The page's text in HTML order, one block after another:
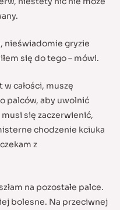
nieświadomie gryzie
się do tego – mówi.
całości, muszę
palców, aby uwolnić
się zaczerwienić,
chodzenie kciuka
z
na pozostałe palce.
bolesne. Na przeciwnej